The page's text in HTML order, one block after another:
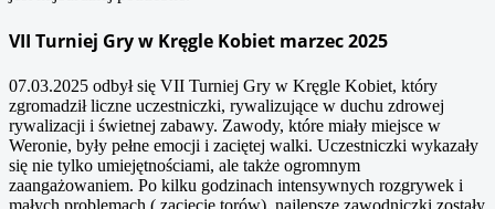
VII Turniej Gry w Kręgle Kobiet marzec 2025
07.03.2025 odbył się VII Turniej Gry w Kręgle Kobiet, który
zgromadził liczne uczestniczki, rywalizujące w duchu zdrowej
rywalizacji i świetnej zabawy. Zawody, które miały miejsce w
Weronie, były pełne emocji i zaciętej walki. Uczestniczki wykazały
się nie tylko umiejętnościami, ale także ogromnym
zaangażowaniem. Po kilku godzinach intensywnych rozgrywek i
małych problemach ( zacięcie torów), najlepsze zawodniczki zostały